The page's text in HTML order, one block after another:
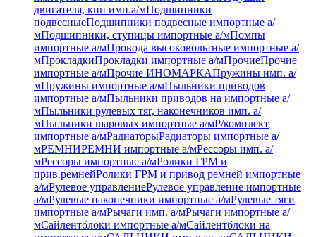
двигателя, кпп имп.а/мПодшипники
подвесныеПодшипники подвесные импортные а/
мПодшипники, ступицы импортные а/мПомпы
импортные а/мПровода высоковольтные импортные а/
мПрокладкиПрокладки импортные а/мПрочиеПрочие
импортные а/мПрочие ИНОМАРКАПружины имп. а/
мПружины импортные а/мПыльники приводов
импортные а/мПыльники приводов на импортные а/
мПыльники рулевых тяг, наконечников имп. а/
мПыльники шаровых импортные а/мР/комплект
импортные а/мРадиаторыРадиаторы импортные а/
мРЕМНИРЕМНИ импортные а/мРессоры имп. а/
мРессоры импортные а/мРолики ГРМ и
прив.ремнейРолики ГРМ и привод ремней импортные
а/мРулевое управлениеРулевое управление импортные
а/мРулевые наконечники импортные а/мРулевые тяги
импортные а/мРычаги имп. а/мРычаги импортные а/
мСайлентблоки импортные а/мСайлентблоки на